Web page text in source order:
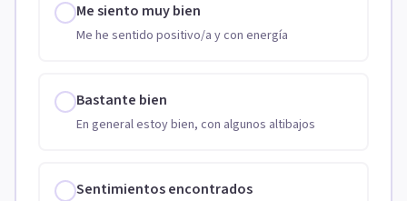
Me siento muy bien
Me he sentido positivo/a y con energía
Bastante bien
En general estoy bien, con algunos altibajos
Sentimientos encontrados